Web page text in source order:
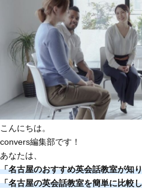
こんにちは。
convers編集部です！
あなたは、
「名古屋のおすすめ英会話教室が知
「名古屋の英会話教室を簡単に比較